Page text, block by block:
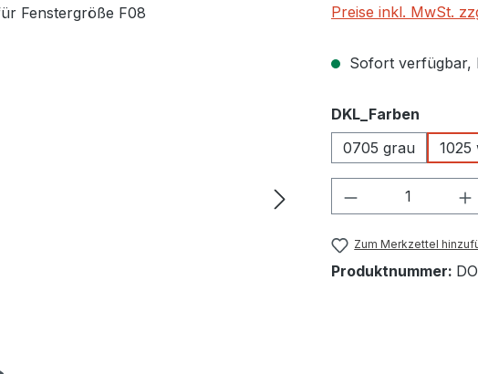
Preise inkl. MwSt.
Sofort verfügbar,
DKL_Farben
0705 grau
1025
Produkt
Zum Merkzettel
Produktnummer: